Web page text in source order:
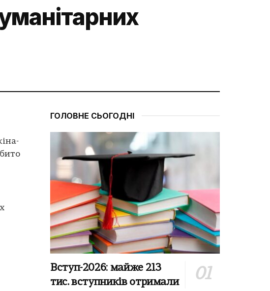
ГОЛОВНЕ СЬОГОДНІ
Вступ-2026: майже 213
тис. вступників отримали